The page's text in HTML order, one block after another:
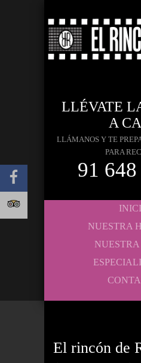
LLÉVATE
A
LLÁMANOS Y TE
PARA
91
NUESTRA
NUESTRA
El rincón de